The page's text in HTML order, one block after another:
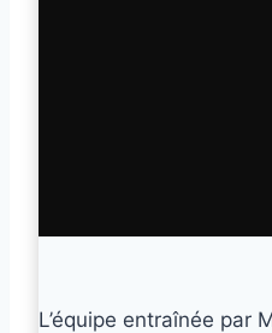
L’équipe entraînée par